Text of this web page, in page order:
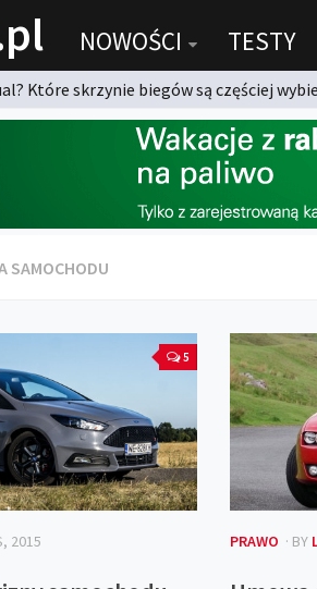
NOWOŚCI TESTY
Które skrzynie biegów są częściej
SAMOCHODU
5
2015 PRAWO · BY